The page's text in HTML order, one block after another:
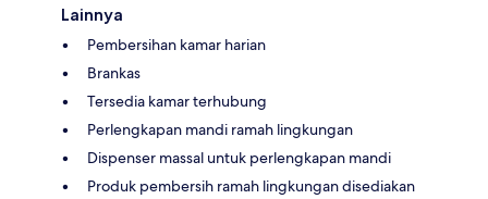
Lainnya
Pembersihan kamar harian
Brankas
Tersedia kamar terhubung
Perlengkapan mandi ramah lingkungan
Dispenser massal untuk perlengkapan mandi
Produk pembersih ramah lingkungan disediakan